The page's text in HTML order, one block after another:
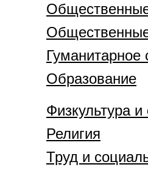
Гуманитарное
Образование
Физкультура и
Религия
Труд и